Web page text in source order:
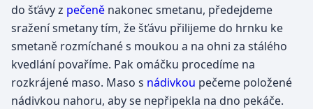
do šťávy z pečeně nakonec smetanu, předejdeme
sražení smetany tím, že šťávu přilijeme do hrnku ke
smetaně rozmíchané s moukou a na ohni za stálého
kvedlání povaříme. Pak omáčku procedíme na
rozkrájené maso. Maso s nádivkou pečeme položené
nádivkou nahoru, aby se nepřipekla na dno pekáče.